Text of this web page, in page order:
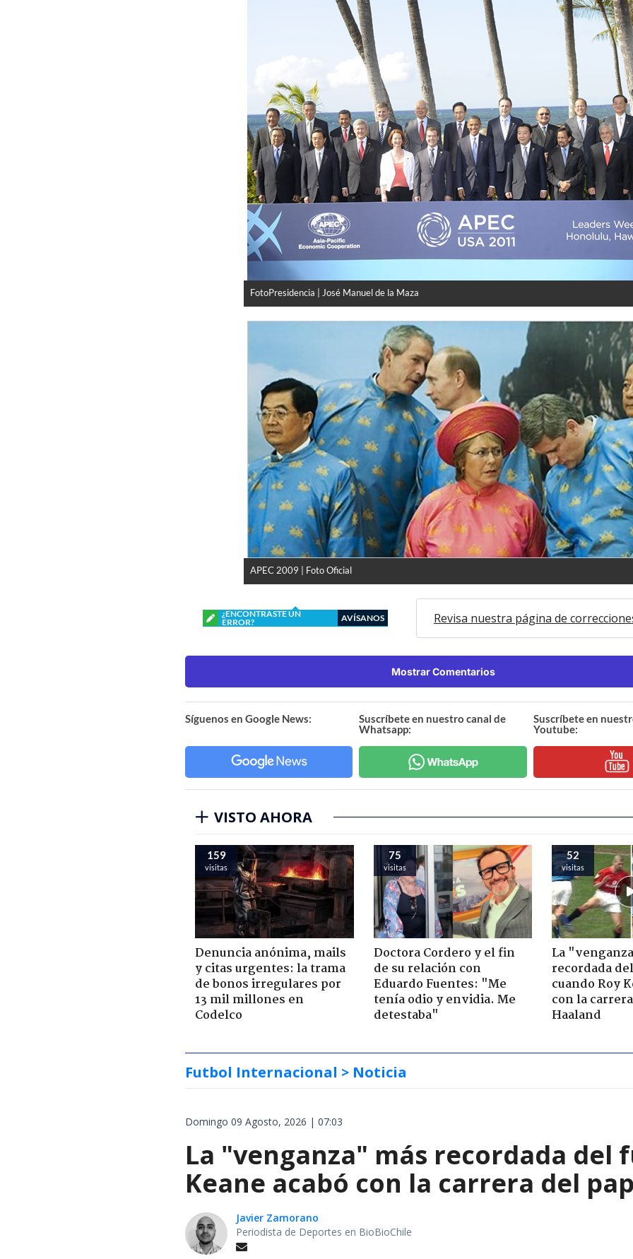
FotoPresidencia | José Manuel de la Maza
APEC 2009 | Foto Oficial
¿ENCONTRASTE UN
ERROR?
AVÍSANOS Revisa nuestra página de
Mostrar Comentarios
Síguenos en Google News:
Suscríbete en nuestro canal de
Whatsapp:
Suscríbete en
Youtube:
VISTO AHORA
159
visitas
Denuncia anónima, mails
y citas urgentes: la trama
de bonos irregulares por
13 mil millones en
Codelco
75
visitas
Doctora Cordero y el fin
de su relación con
Eduardo Fuentes: "Me
tenía odio y envidia. Me
detestaba"
52
visitas
La
recordada
cuando Roy
con la
Haaland
Futbol Internacional > Noticia
Domingo 09 Agosto, 2026 | 07:03
La "venganza" más recordada del
Keane acabó con la carrera del
Javier Zamorano
Periodista de Deportes en BioBioChile